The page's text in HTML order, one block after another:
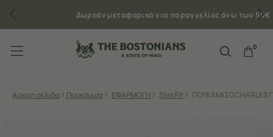
Δωρεάν μεταφορικά για παραγγελίες άνω των 50€
0
Αρχική σελίδα / Πουκάμισα / ΕΦΑΡΜΟΓΗ / Slim Fit / ΠΟΥΚΑΜΙΣΟ CHARLES